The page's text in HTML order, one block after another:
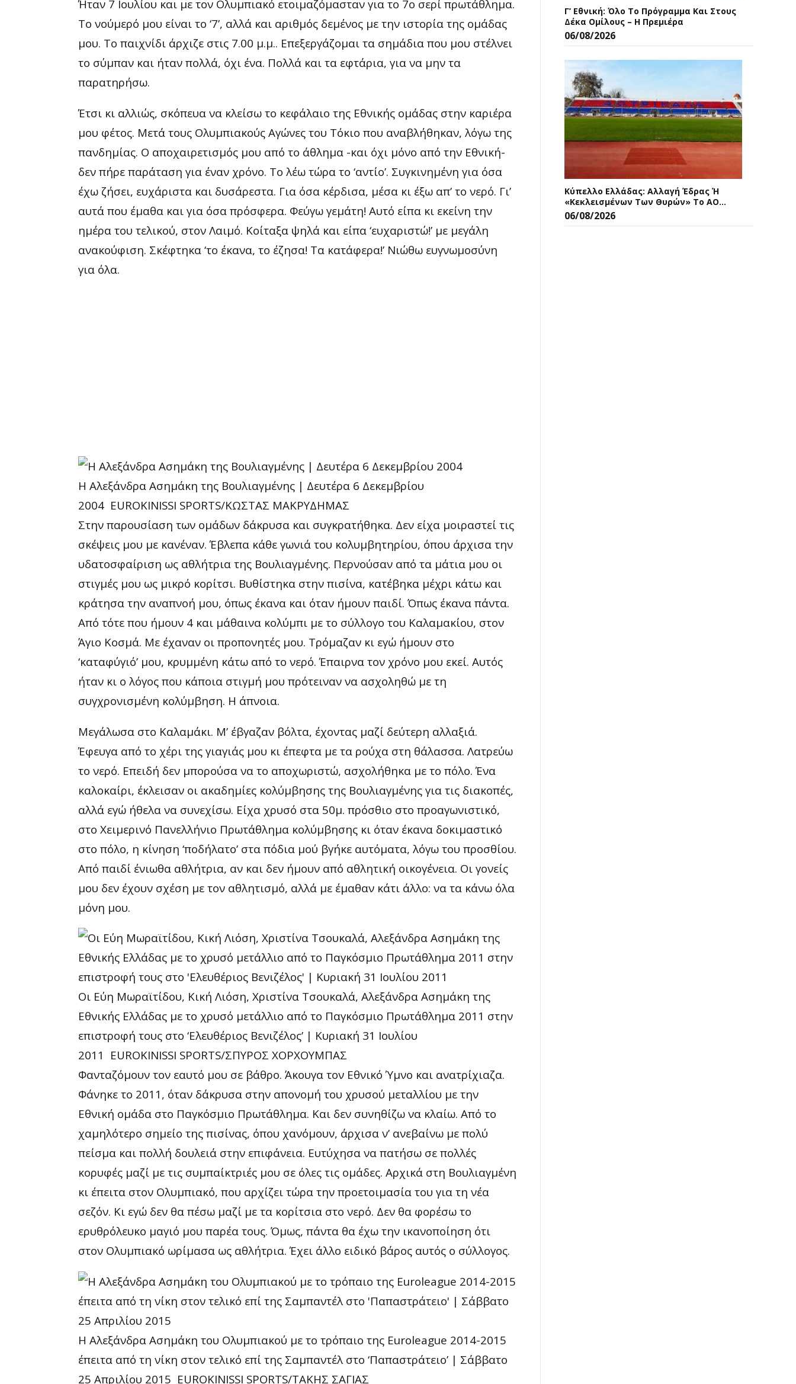
Ήταν 7 Ιουλίου και με τον Ολυμπιακό ετοιμαζόμασταν για το 7ο σερί πρωτάθλημα.
Το νούμερό μου είναι το ‘7’, αλλά και αριθμός δεμένος με την ιστορία της ομάδας
μου. Το παιχνίδι άρχιζε στις 7.00 μ.μ.. Επεξεργάζομαι τα σημάδια που μου στέλνει
το σύμπαν και ήταν πολλά, όχι ένα. Πολλά και τα εφτάρια, για να μην τα
παρατηρήσω.
Έτσι κι αλλιώς, σκόπευα να κλείσω το κεφάλαιο της Εθνικής ομάδας στην καριέρα
μου φέτος. Μετά τους Ολυμπιακούς Αγώνες του Τόκιο που αναβλήθηκαν, λόγω της
πανδημίας. Ο αποχαιρετισμός μου από το άθλημα -και όχι μόνο από την Εθνική-
δεν πήρε παράταση για έναν χρόνο. Το λέω τώρα το ‘αντίο’. Συγκινημένη για όσα
έχω ζήσει, ευχάριστα και δυσάρεστα. Για όσα κέρδισα, μέσα κι έξω απ’ το νερό. Γι’
αυτά που έμαθα και για όσα πρόσφερα. Φεύγω γεμάτη! Αυτό είπα κι εκείνη την
ημέρα του τελικού, στον Λαιμό. Κοίταξα ψηλά και είπα ‘ευχαριστώ!’ με μεγάλη
ανακούφιση. Σκέφτηκα ‘το έκανα, το έζησα! Τα κατάφερα!’ Νιώθω ευγνωμοσύνη
για όλα.
Η Αλεξάνδρα Ασημάκη της Βουλιαγμένης | Δευτέρα 6 Δεκεμβρίου
2004 EUROKINISSI SPORTS/ΚΩΣΤΑΣ ΜΑΚΡΥΔΗΜΑΣ
Στην παρουσίαση των ομάδων δάκρυσα και συγκρατήθηκα. Δεν είχα μοιραστεί τις
σκέψεις μου με κανέναν. Έβλεπα κάθε γωνιά του κολυμβητηρίου, όπου άρχισα την
υδατοσφαίριση ως αθλήτρια της Βουλιαγμένης. Περνούσαν από τα μάτια μου οι
στιγμές μου ως μικρό κορίτσι. Βυθίστηκα στην πισίνα, κατέβηκα μέχρι κάτω και
κράτησα την αναπνοή μου, όπως έκανα και όταν ήμουν παιδί. Όπως έκανα πάντα.
Από τότε που ήμουν 4 και μάθαινα κολύμπι με το σύλλογο του Καλαμακίου, στον
Άγιο Κοσμά. Με έχαναν οι προπονητές μου. Τρόμαζαν κι εγώ ήμουν στο
‘καταφύγιό’ μου, κρυμμένη κάτω από το νερό. Έπαιρνα τον χρόνο μου εκεί. Αυτός
ήταν κι ο λόγος που κάποια στιγμή μου πρότειναν να ασχοληθώ με τη
συγχρονισμένη κολύμβηση. Η άπνοια.
Μεγάλωσα στο Καλαμάκι. Μ’ έβγαζαν βόλτα, έχοντας μαζί δεύτερη αλλαξιά.
Έφευγα από το χέρι της γιαγιάς μου κι έπεφτα με τα ρούχα στη θάλασσα. Λατρεύω
το νερό. Επειδή δεν μπορούσα να το αποχωριστώ, ασχολήθηκα με το πόλο. Ένα
καλοκαίρι, έκλεισαν οι ακαδημίες κολύμβησης της Βουλιαγμένης για τις διακοπές,
αλλά εγώ ήθελα να συνεχίσω. Είχα χρυσό στα 50μ. πρόσθιο στο προαγωνιστικό,
στο Χειμερινό Πανελλήνιο Πρωτάθλημα κολύμβησης κι όταν έκανα δοκιμαστικό
στο πόλο, η κίνηση ‘ποδήλατο’ στα πόδια μού βγήκε αυτόματα, λόγω του προσθίου.
Από παιδί ένιωθα αθλήτρια, αν και δεν ήμουν από αθλητική οικογένεια. Οι γονείς
μου δεν έχουν σχέση με τον αθλητισμό, αλλά με έμαθαν κάτι άλλο: να τα κάνω όλα
μόνη μου.
Οι Εύη Μωραϊτίδου, Κική Λιόση, Χριστίνα Τσουκαλά, Αλεξάνδρα Ασημάκη της
Εθνικής Ελλάδας με το χρυσό μετάλλιο από το Παγκόσμιο Πρωτάθλημα 2011 στην
επιστροφή τους στο ‘Ελευθέριος Βενιζέλος’ | Κυριακή 31 Ιουλίου
2011
EUROKINISSI SPORTS/ΣΠΥΡΟΣ ΧΟΡΧΟΥΜΠΑΣ
Φανταζόμουν τον εαυτό μου σε βάθρο. Άκουγα τον Εθνικό Ύμνο και ανατρίχιαζα.
Φάνηκε το 2011, όταν δάκρυσα στην απονομή του χρυσού μεταλλίου με την
Εθνική ομάδα στο Παγκόσμιο Πρωτάθλημα. Και δεν συνηθίζω να κλαίω. Από το
χαμηλότερο σημείο της πισίνας, όπου χανόμουν, άρχισα ν’ ανεβαίνω με πολύ
πείσμα και πολλή δουλειά στην επιφάνεια. Ευτύχησα να πατήσω σε πολλές
κορυφές μαζί με τις συμπαίκτριές μου σε όλες τις ομάδες. Αρχικά στη Βουλιαγμένη
κι έπειτα στον Ολυμπιακό, που αρχίζει τώρα την προετοιμασία του για τη νέα
σεζόν. Κι εγώ δεν θα πέσω μαζί με τα κορίτσια στο νερό. Δεν θα φορέσω το
ερυθρόλευκο μαγιό μου παρέα τους. Όμως, πάντα θα έχω την ικανοποίηση ότι
στον Ολυμπιακό ωρίμασα ως αθλήτρια. Έχει άλλο ειδικό βάρος αυτός ο σύλλογος.
Η Αλεξάνδρα Ασημάκη του Ολυμπιακού με το τρόπαιο της Euroleague 2014-2015
έπειτα από τη νίκη στον τελικό επί της Σαμπαντέλ στο ‘Παπαστράτειο’ | Σάββατο
25 Απριλίου 2015 EUROKINISSI SPORTS/ΤΑΚΗΣ ΣΑΓΙΑΣ
Γ’ Εθνική: Όλο Το Πρόγραμμα Και Στους
Δέκα Ομίλους – Η Πρεμιέρα
06/08/2026
Κύπελλο Ελλάδας: Αλλαγή Έδρας Ή
«κεκλεισμένων Των Θυρών» Το ΑΟ
Τρίκαλα – ΑΕΛ
06/08/2026